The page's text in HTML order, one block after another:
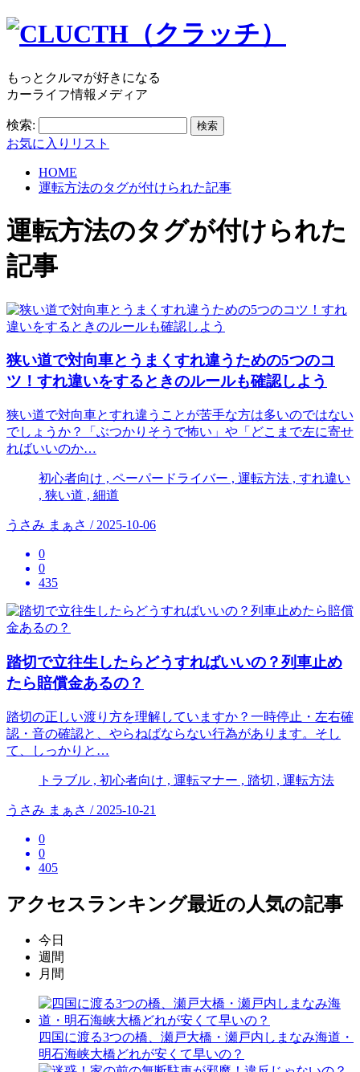
もっとクルマが好きになる
カーライフ情報メディア
検索:
お気に入りリスト
HOME
運転方法のタグが付けられた記事
運転方法のタグが付けられた
記事
狭い道で対向車とうまくすれ違うための5つのコ
ツ！すれ違いをするときのルールも確認しよう
狭い道で対向車とすれ違うことが苦手な方は多いのではない
でしょうか？「ぶつかりそうで怖い」や「どこまで左に寄せ
ればいいのか…
初心者向け , ペーパードライバー , 運転方法 , すれ違い
, 狭い道 , 細道
うさみ まぁさ / 2025-10-06
0
0
435
踏切で立往生したらどうすればいいの？列車止め
たら賠償金あるの？
踏切の正しい渡り方を理解していますか？一時停止・左右確
認・音の確認と、やらねばならない行為があります。そし
て、しっかりと…
トラブル , 初心者向け , 運転マナー , 踏切 , 運転方法
うさみ まぁさ / 2025-10-21
0
0
405
アクセスランキング最近の人気の記事
今日
週間
月間
四国に渡る3つの橋、瀬戸大橋・瀬戸内しまなみ海道・
明石海峡大橋どれが安くて早いの？